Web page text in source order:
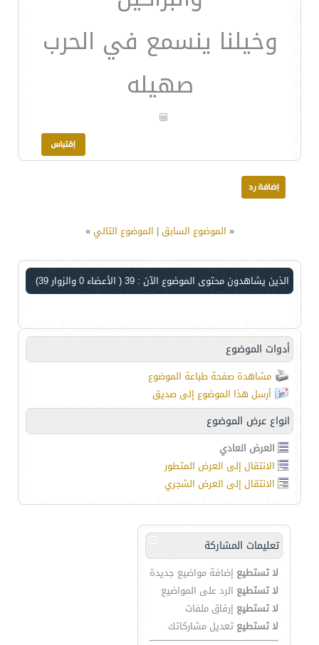
وخيلنا ينسمع في الحرب
صهيله
« الموضوع السابق| الموضوع التالي»
الذين يشاهدون محتوى الموضوع الآن : 39 ( الأعضاء 0 والزوار 39)
أدوات الموضوع
مشاهدة صفحة طباعة الموضوع
أرسل هذا الموضوع إلى صديق
انواع عرض الموضوع
العرض العادي
الانتقال إلى العرض المتطور
الانتقال إلى العرض الشجري
تعليمات المشاركة
لا تستطيع إضافة مواضيع جديدة
لا تستطيع الرد على المواضيع
لا تستطيع إرفاق ملفات
لا تستطيع تعديل مشاركاتك